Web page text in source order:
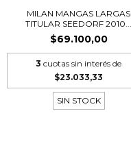
MILAN MANGAS LARGAS
TITULAR SEEDORF 2010...
$69.100,00
3 cuotas sin interés de
$23.033,33
SIN STOCK